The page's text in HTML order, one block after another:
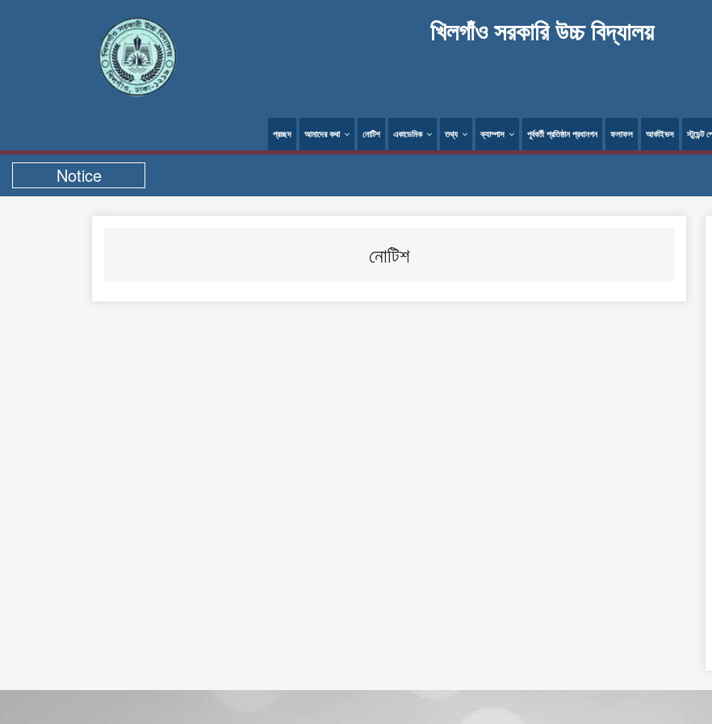
খিলগাঁও সরকারি উচ্চ বিদ্যালয়
প্রচ্ছদ আমাদের কথা নোটিশ একাডেমিক তথ্য ক্যাম্পাস পূর্ববর্তী প্রতিষ্ঠান প্রধানগন ফলাফল আর্কাইভস স্টুডেন্ট
Notice
নোটিশ